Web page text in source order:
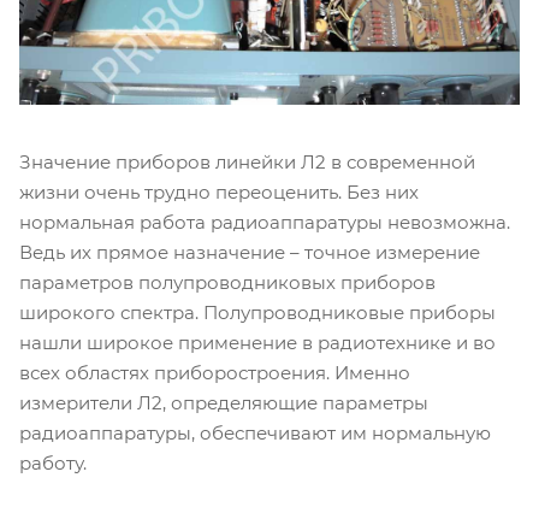
Значение приборов линейки Л2 в современной
жизни очень трудно переоценить. Без них
нормальная работа радиоаппаратуры невозможна.
Ведь их прямое назначение – точное измерение
параметров полупроводниковых приборов
широкого спектра. Полупроводниковые приборы
нашли широкое применение в радиотехнике и во
всех областях приборостроения. Именно
измерители Л2, определяющие параметры
радиоаппаратуры, обеспечивают им нормальную
работу.